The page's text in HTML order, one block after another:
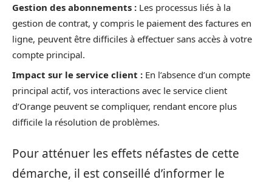
Gestion des abonnements : Les processus liés à la
gestion de contrat, y compris le paiement des factures en
ligne, peuvent être difficiles à effectuer sans accès à votre
compte principal.
Impact sur le service client : En l’absence d’un compte
principal actif, vos interactions avec le service client
d’Orange peuvent se compliquer, rendant encore plus
difficile la résolution de problèmes.
Pour atténuer les effets néfastes de cette
démarche, il est conseillé d’informer le